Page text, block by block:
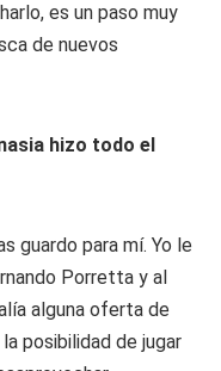
es un paso muy
de nuevos
hizo todo el
guardo para mí. Yo le
Porretta y al
alguna oferta de
posibilidad de jugar